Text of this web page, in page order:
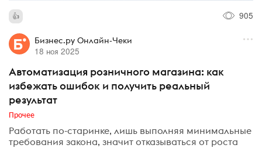
905
Бизнес.ру Онлайн-Чеки
18 ноя 2025
Автоматизация розничного магазина: как
избежать ошибок и получить реальный
результат
Прочее
Работать по-старинке, лишь выполняя минимальные
требования закона, значит отказываться от роста